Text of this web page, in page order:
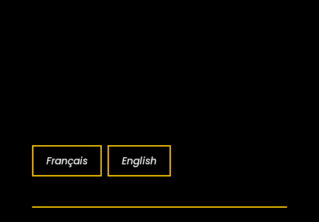
Français English